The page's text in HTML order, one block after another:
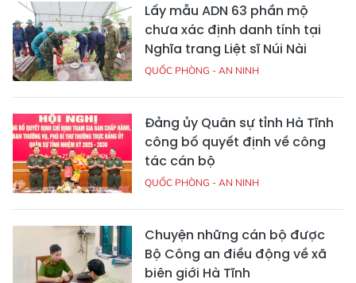
Lấy mẫu ADN 63 phần mộ
chưa xác định danh tính tại
Nghĩa trang Liệt sĩ Núi Nài
QUỐC PHÒNG - AN NINH
Đảng ủy Quân sự tỉnh Hà Tĩnh
công bố quyết định về công
tác cán bộ
QUỐC PHÒNG - AN NINH
Chuyện những cán bộ được
Bộ Công an điều động về xã
biên giới Hà Tĩnh